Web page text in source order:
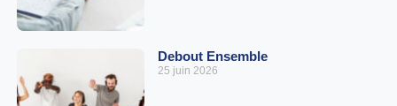
Debout Ensemble
25 juin 2026